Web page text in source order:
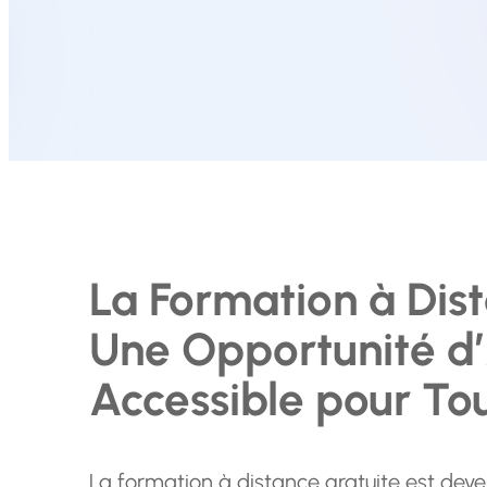
La Formation à
Une Opportunité
Accessible pour
La formation à distance gratuite est